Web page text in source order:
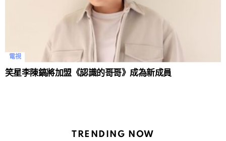
電視
笑星李陳鎬將加盟《認識的哥哥》成為新成員
TRENDING NOW